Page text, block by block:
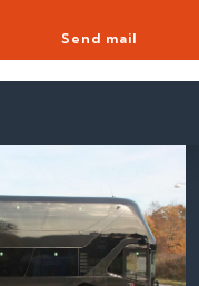
Send mail